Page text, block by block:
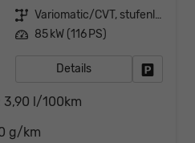
Getriebe
Variomatic/CVT, stufenlos
Leistung 85 kW (116 PS)
Details
3,90 l/100km
g/km